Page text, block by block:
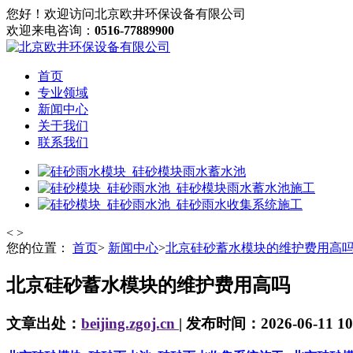
您好！欢迎访问北京欧井环保设备有限公司
欢迎来电咨询： 0516-77889900
首页
专业领域
新闻中心
关于我们
联系我们
< >
您的位置： 首页> 新闻中心>北京硅砂蓄水模块的维护费用高
北京硅砂蓄水模块的维护费用高吗
文章出处： beijing.zgoj.cn | 发布时间：2026-06-11